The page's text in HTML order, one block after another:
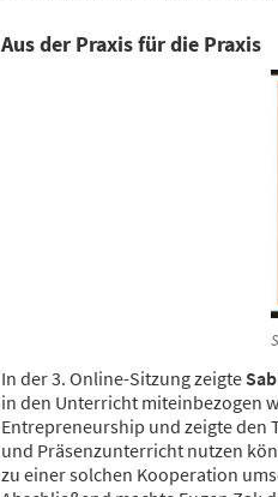
Aus der Praxis für die Praxis
In der 3. Online-Sitzung zeigte
in den Unterricht miteinbezogen
Entrepreneurship und zeigte den
und Präsenzunterricht nutzen
zu einer solchen Kooperation